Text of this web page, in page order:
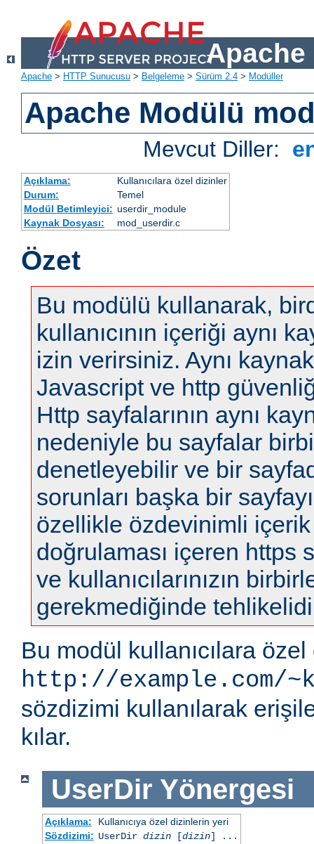
Apache
Apache > HTTP Sunucusu > Belgeleme > Sürüm 2.4 > Modüller
Apache Modülü
Mevcut Diller:
Açıklama:
Kullanıcılara özel dizinler
Durum:
Temel
Modül Betimleyici: userdir_module
Kaynak Dosyası:
mod_userdir.c
Özet
Bu modülü kullanarak,
kullanıcının içeriği aynı
izin verirsiniz. Aynı
Javascript ve http
Http sayfalarının aynı
nedeniyle bu sayfalar
denetleyebilir ve bir
sorunları başka bir
özellikle özdevinimli
doğrulaması içeren https
ve kullanıcılarınızın
gerekmediğinde
Bu modül kullanıcılara
http://example.com/
sözdizimi kullanılarak
kılar.
UserDir Yönergesi
Açıklama:
Kullanıcıya özel dizinlerin yeri
Sözdizimi: UserDir dizin[dizin] ...